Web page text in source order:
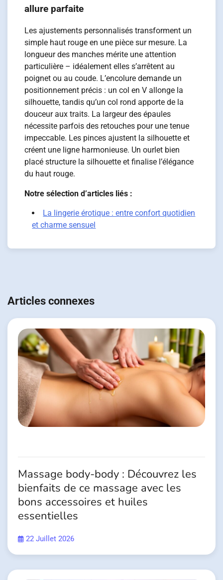
allure parfaite
Les ajustements personnalisés transforment un
simple haut rouge en une pièce sur mesure. La
longueur des manches mérite une attention
particulière – idéalement elles s’arrêtent au
poignet ou au coude. L’encolure demande un
positionnement précis : un col en V allonge la
silhouette, tandis qu’un col rond apporte de la
douceur aux traits. La largeur des épaules
nécessite parfois des retouches pour une tenue
impeccable. Les pinces ajustent la silhouette et
créent une ligne harmonieuse. Un ourlet bien
placé structure la silhouette et finalise l’élégance
du haut rouge.
Notre sélection d’articles liés :
La lingerie érotique : entre confort quotidien
et charme sensuel
de
Articles connexes
Massage body-body : Découvrez les
bienfaits de ce massage avec les
bons accessoires et huiles
essentielles
22 Juillet 2026